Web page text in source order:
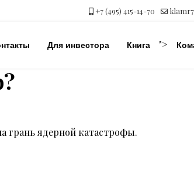
+7 (495) 415-14-70
Для инвестора Книга ">
грань ядерной катастрофы.